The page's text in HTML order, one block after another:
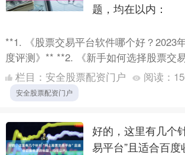
题，均在以内：
**1. 《股票交易平台软件哪个好？2023
度评测》** **2. 《新手如何选择股票交
指南请收好》** **3. 《股票交易软....
栏目： 安全股票配资门户 阅读：
安全股票配资门户
好的，这里有几个
易平台”且适合百